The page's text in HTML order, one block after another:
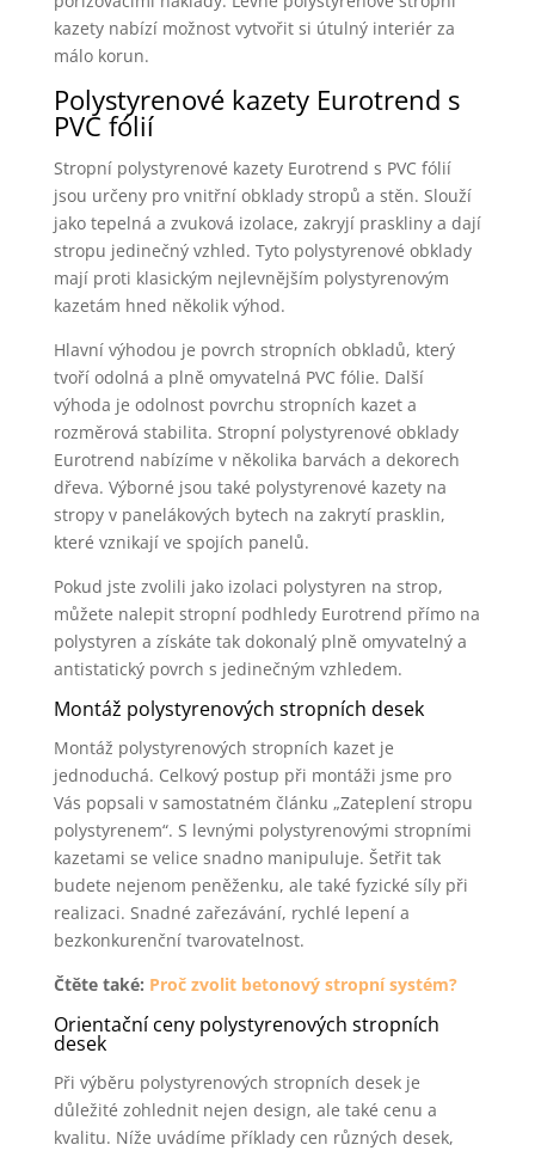
kazety nabízí možnost vytvořit si útulný interiér za
málo korun.
Polystyrenové kazety Eurotrend s
PVC fólií
Stropní polystyrenové kazety Eurotrend s PVC fólií
jsou určeny pro vnitřní obklady stropů a stěn. Slouží
jako tepelná a zvuková izolace, zakryjí praskliny a dají
stropu jedinečný vzhled. Tyto polystyrenové obklady
mají proti klasickým nejlevnějším polystyrenovým
kazetám hned několik výhod.
Hlavní výhodou je povrch stropních obkladů, který
tvoří odolná a plně omyvatelná PVC fólie. Další
výhoda je odolnost povrchu stropních kazet a
rozměrová stabilita. Stropní polystyrenové obklady
Eurotrend nabízíme v několika barvách a dekorech
dřeva. Výborné jsou také polystyrenové kazety na
stropy v panelákových bytech na zakrytí prasklin,
které vznikají ve spojích panelů.
Pokud jste zvolili jako izolaci polystyren na strop,
můžete nalepit stropní podhledy Eurotrend přímo na
polystyren a získáte tak dokonalý plně omyvatelný a
antistatický povrch s jedinečným vzhledem.
Montáž polystyrenových stropních desek
Montáž polystyrenových stropních kazet je
jednoduchá. Celkový postup při montáži jsme pro
Vás popsali v samostatném článku „Zateplení stropu
polystyrenem“. S levnými polystyrenovými stropními
kazetami se velice snadno manipuluje. Šetřit tak
budete nejenom peněženku, ale také fyzické síly při
realizaci. Snadné zařezávání, rychlé lepení a
bezkonkurenční tvarovatelnost.
Čtěte také: Proč zvolit betonový stropní systém?
Orientační ceny polystyrenových stropních
desek
Při výběru polystyrenových stropních desek je
důležité zohlednit nejen design, ale také cenu a
kvalitu. Níže uvádíme příklady cen různých desek,